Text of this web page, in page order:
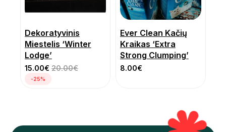
Dekoratyvinis
Miestelis ‘Winter
Lodge’
15.00€ 20.00€
-25%
Ever Clean Kačių
Kraikas ‘Extra
Strong Clumping’
8.00€